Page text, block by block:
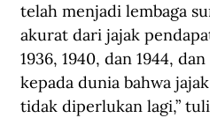
telah menjadi lembaga
akurat dari jajak
1936, 1940, dan 1944,
kepada dunia bahwa
tidak diperlukan lagi,”